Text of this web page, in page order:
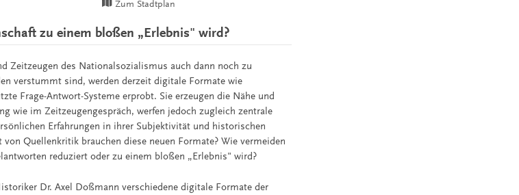
Zum Stadtplan
zu einem bloßen „Erlebnis" wird?
Zeitzeugen des Nationalsozialismus auch dann noch zu
verstummt sind, werden derzeit digitale Formate wie
Frage-Antwort-Systeme erprobt. Sie erzeugen die Nähe und
wie im Zeitzeugengespräch, werfen jedoch zugleich zentrale
Erfahrungen in ihrer Subjektivität und historischen
Quellenkritik brauchen diese neuen Formate? Wie vermeiden
reduziert oder zu einem bloßen „Erlebnis" wird?
Dr. Axel Doßmann verschiedene digitale Formate der